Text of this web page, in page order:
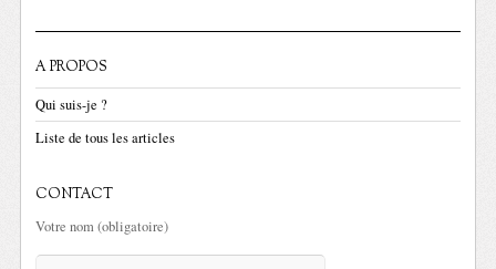
A PROPOS
Qui suis-je ?
Liste de tous les articles
CONTACT
Votre nom (obligatoire)